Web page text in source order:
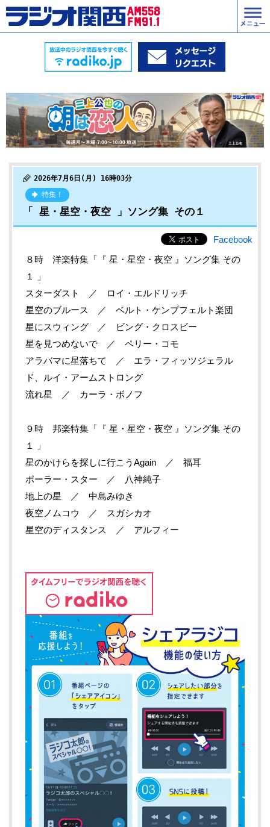
2026年7月6日(月) 16時03分
特集！
「 星・星空・夜空 」ソング集 その１
Facebook
８時 洋楽特集「『 星・星空・夜空 』ソング集 その
１ 」
スターダスト ／ ロイ・エルドリッチ
星空のブルース ／ ベルト・ケンプフェルト楽団
星にスウィング ／ ビング・クロスビー
星を見つめないで ／ ペリー・コモ
アラバマに星落ちて ／ エラ・フィッツジェラル
ド、ルイ・アームストロング
流れ星 ／ カーラ・ボノフ
９時 邦楽特集「『 星・星空・夜空 』ソング集 その
１ 」
星のかけらを探しに行こうAgain ／ 福耳
ポーラー・スター ／ 八神純子
地上の星 ／ 中島みゆき
夜空ノムコウ ／ スガシカオ
星空のディスタンス ／ アルフィー